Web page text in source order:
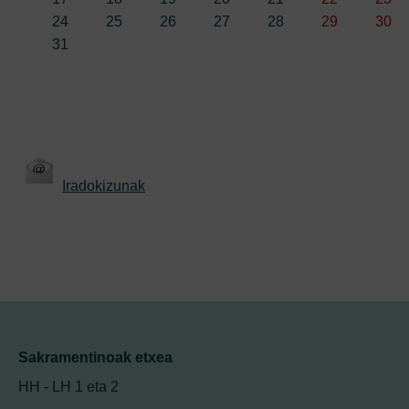
24
25 26 27 28 29
30
31
Iradokizunak
Sakramentinoak etxea
HH - LH 1 eta 2